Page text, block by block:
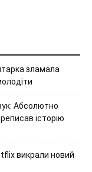
зламала
Абсолютно
історію
викрали новий